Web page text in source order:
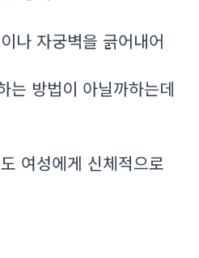
나 자궁벽을 긁어내어
는 방법이 아닐까하는데
여성에게 신체적으로